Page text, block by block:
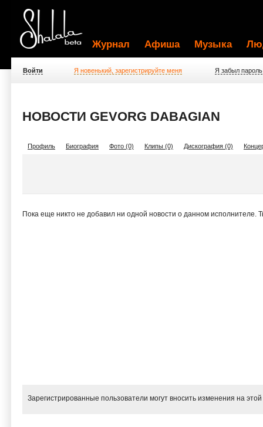
Журнал Афиша Музыка
Войти Я новенький, зарегистрируйте меня Я забыл пароль
НОВОСТИ GEVORG DABAGIAN
Профиль Биография Фото (0) Клипы (0) Дискография (0)
Пока еще никто не добавил ни одной новости о данном
Зарегистрированные пользователи могут вносить изменения на